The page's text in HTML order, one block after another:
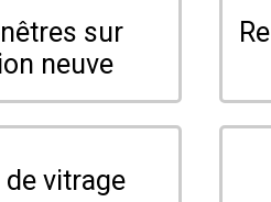
sur
neuve
de vitrage